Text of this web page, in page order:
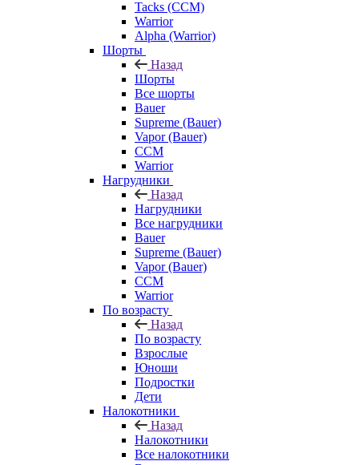
Tacks (CCM)
Warrior
Alpha (Warrior)
Шорты
Назад
Шорты
Все шорты
Bauer
Supreme (Bauer)
Vapor (Bauer)
CCM
Warrior
Нагрудники
Назад
Нагрудники
Все нагрудники
Bauer
Supreme (Bauer)
Vapor (Bauer)
CCM
Warrior
По возрасту
Назад
По возрасту
Взрослые
Юноши
Подростки
Дети
Налокотники
Назад
Налокотники
Все налокотники